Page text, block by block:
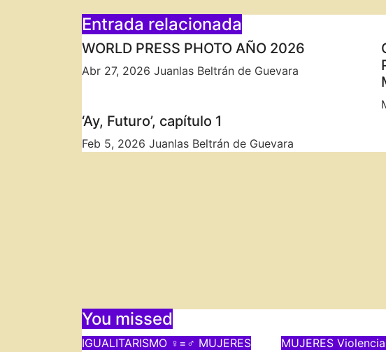
entradas
Entrada relacionada
WORLD PRESS PHOTO AÑO 2026
Abr 27, 2026 Juanlas Beltrán de Guevara
‘Ay, Futuro’, capítulo 1
Feb 5, 2026 Juanlas Beltrán de Guevara
You missed
IGUALITARISMO ♀=♂ MUJERES
MUJERES